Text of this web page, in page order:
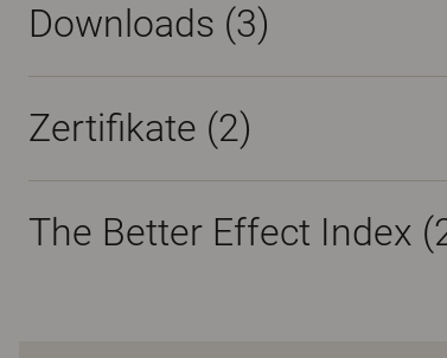
Downloads (3)
Zertifikate (2)
The Better Effect Index